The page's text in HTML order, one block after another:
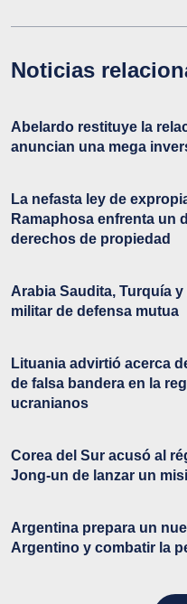
Noticias
Abelardo restituye la
anuncian una mega
La nefasta ley de
Ramaphosa enfrenta un
derechos de propiedad
Arabia Saudita, Turquía
militar de defensa mutua
Lituania advirtió acerca
de falsa bandera en la
ucranianos
Corea del Sur acusó al
Jong-un de lanzar un
Argentina prepara un
Argentino y combatir la